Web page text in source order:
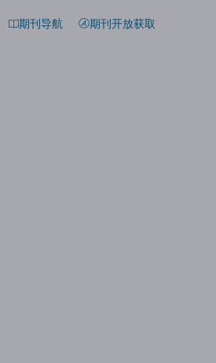
期刊导航 期刊开放获取